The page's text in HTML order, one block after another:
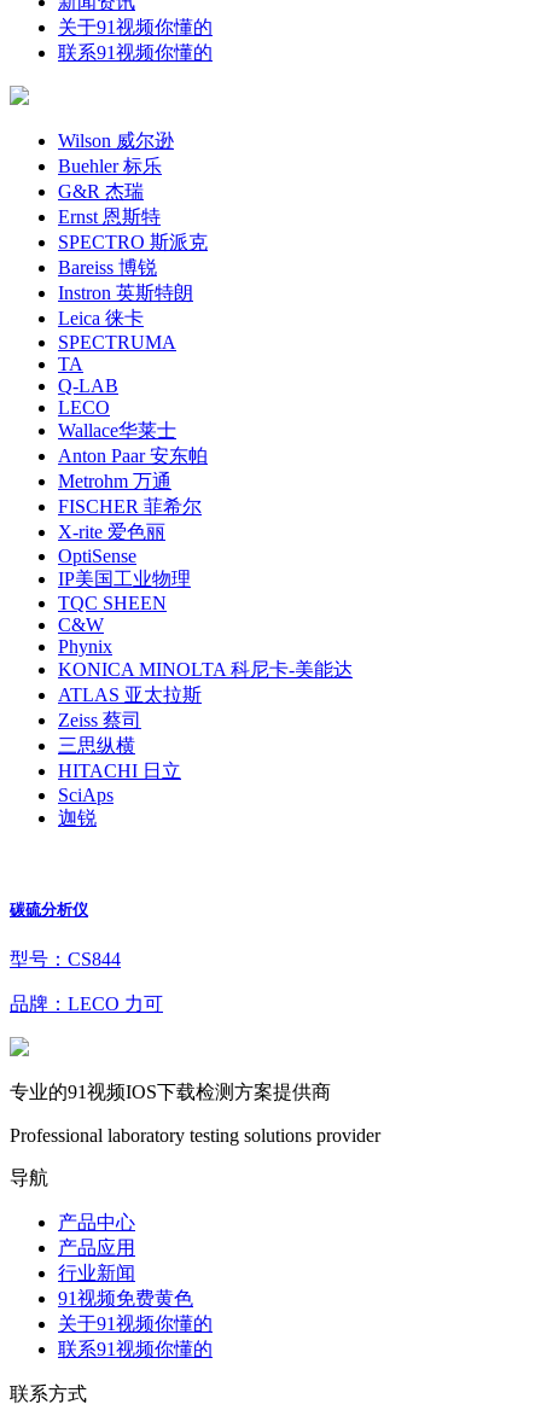
关于91视频你懂的
联系91视频你懂的
Wilson 威尔逊
Buehler 标乐
G&R 杰瑞
Ernst 恩斯特
SPECTRO 斯派克
Bareiss 博锐
Instron 英斯特朗
Leica 徕卡
SPECTRUMA
TA
Q-LAB
LECO
Wallace华莱士
Anton Paar 安东帕
Metrohm 万通
FISCHER 菲希尔
X-rite 爱色丽
OptiSense
IP美国工业物理
TQC SHEEN
C&W
Phynix
KONICA MINOLTA 科尼卡-美能达
ATLAS 亚太拉斯
Zeiss 蔡司
三思纵横
HITACHI 日立
SciAps
迦锐
碳硫分析仪
型号：CS844
品牌：LECO 力可
专业的91视频IOS下载检测方案提供商
Professional laboratory testing solutions provider
导航
产品中心
产品应用
行业新闻
91视频免费黄色
关于91视频你懂的
联系91视频你懂的
联系方式